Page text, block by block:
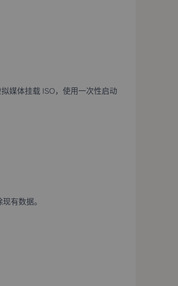
媒体挂载 ISO，使用一次性启动
有数据。